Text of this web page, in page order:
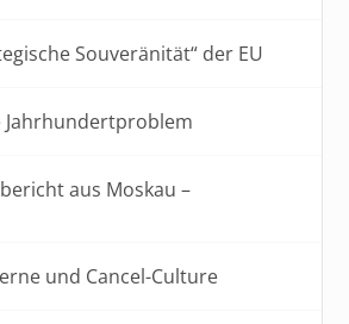
Souveränität“ der EU
Jahrhundertproblem
aus Moskau –
und Cancel-Culture